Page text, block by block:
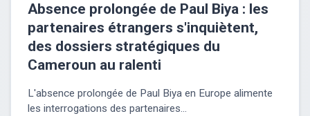
Absence prolongée de Paul Biya : les
partenaires étrangers s'inquiètent,
des dossiers stratégiques du
Cameroun au ralenti
L'absence prolongée de Paul Biya en Europe alimente
les interrogations des partenaires...